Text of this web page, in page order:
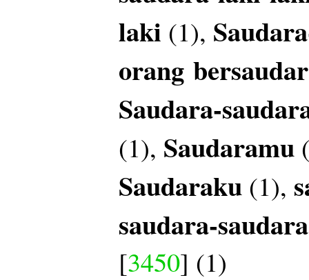
laki (1),
orang
Saudara-
(1), Saudaramu
Saudaraku (1),
saudara-
[3450] (1)